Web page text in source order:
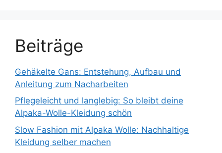
Beiträge
Gehäkelte Gans: Entstehung, Aufbau und
Anleitung zum Nacharbeiten
Pflegeleicht und langlebig: So bleibt deine
Alpaka-Wolle-Kleidung schön
Slow Fashion mit Alpaka Wolle: Nachhaltige
Kleidung selber machen